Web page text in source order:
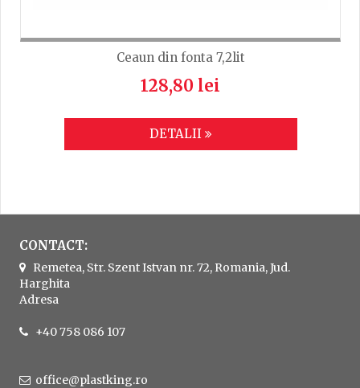
Ceaun din fonta 7,2lit
128,80 lei
DETALII
CONTACT:
Remetea, Str. Szent Istvan nr. 72, Romania, Jud.
Harghita
Adresa
+40 758 086 107
office@plastking.ro